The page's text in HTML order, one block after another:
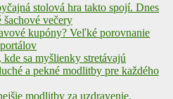
stolová hra takto spojí. Dnes
šachové večery
kupóny? Veľké porovnanie
sa myšlienky stretávajú
a pekné modlitby pre každého
modlitby za uzdravenie,